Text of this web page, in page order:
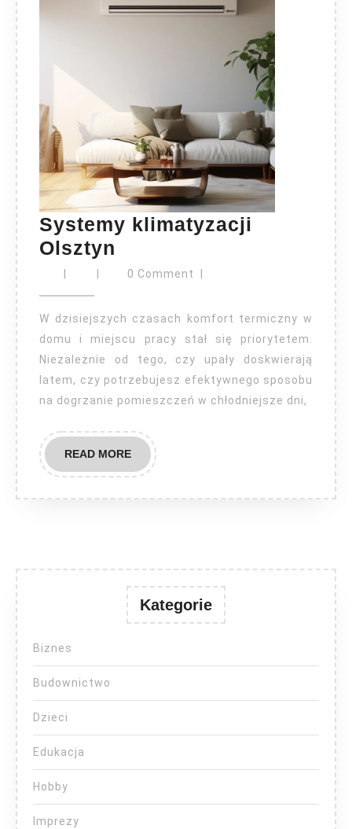
Systemy klimatyzacji
Olsztyn
klimatyzacji
0 Comment
W dzisiejszych czasach komfort termiczny w
domu i miejscu pracy stał się priorytetem.
Niezależnie od tego, czy upały doskwierają
latem, czy potrzebujesz efektywnego sposobu
na dogrzanie pomieszczeń w chłodniejsze dni,
READ MOREREAD
MORE
Kategorie
Biznes
Budownictwo
Dzieci
Edukacja
Hobby
Imprezy